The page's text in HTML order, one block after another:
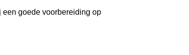
goede voorbereiding op